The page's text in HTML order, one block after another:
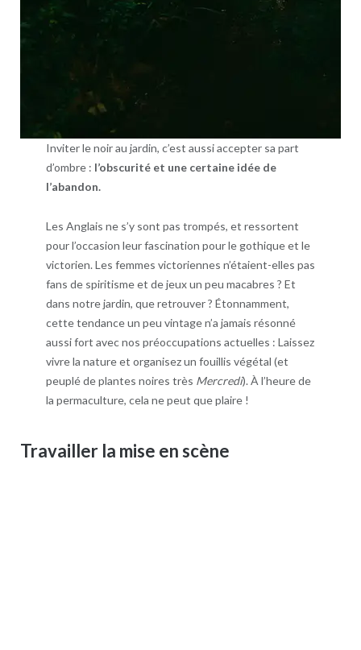
Inviter le noir au jardin, c’est aussi accepter sa part
d’ombre : l’obscurité et une certaine idée de
l’abandon.
Les Anglais ne s’y sont pas trompés, et ressortent
pour l’occasion leur fascination pour le gothique et le
victorien. Les femmes victoriennes n’étaient-elles pas
fans de spiritisme et de jeux un peu macabres ? Et
dans notre jardin, que retrouver ? Étonnamment,
cette tendance un peu vintage n’a jamais résonné
aussi fort avec nos préoccupations actuelles : Laissez
vivre la nature et organisez un fouillis végétal (et
peuplé de plantes noires très Mercredi). À l’heure de
la permaculture, cela ne peut que plaire !
Travailler la mise en scène